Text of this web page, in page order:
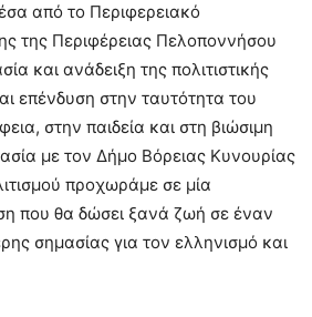
από το Περιφερειακό
της Περιφέρειας Πελοποννήσου
και ανάδειξη της πολιτιστικής
επένδυση στην ταυτότητα του
στην παιδεία και στη βιώσιμη
με τον Δήμο Βόρειας Κυνουρίας
προχωράμε σε μία
που θα δώσει ξανά ζωή σε έναν
σημασίας για τον ελληνισμό και